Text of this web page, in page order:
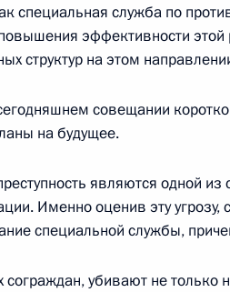
Центрального Банка России
с руководством палат
специальная служба по
эффективности
структур на этом
совещании
на будущее.
являются одной из
Именно оценив эту угрозу,
специальной службы,
убивают не только